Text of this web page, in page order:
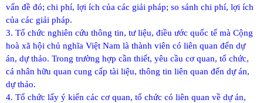
vấn đề đó; chi phí, lợi ích của các giải pháp; so sánh chi phí, lợi ích
của các giải pháp.
3. Tổ chức nghiên cứu thông tin, tư liệu, điều ước quốc tế mà Cộng
hoà xã hội chủ nghĩa Việt Nam là thành viên có liên quan đến dự
án, dự thảo. Trong trường hợp cần thiết, yêu cầu cơ quan, tổ chức,
cá nhân hữu quan cung cấp tài liệu, thông tin liên quan đến dự án,
dự thảo.
4. Tổ chức lấy ý kiến các cơ quan, tổ chức có liên quan về dự án,